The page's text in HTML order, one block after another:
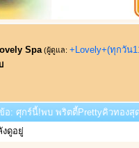
Spa (ผู้ดูแล: +Lovely+(ทุกวัน
อ: ศุกร์นี้!พบ พริตตี้Prettyคิวทองสุ
ดูอยู่